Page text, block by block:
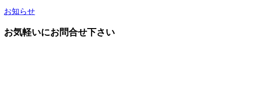
お知らせ
お気軽いにお問合せ下さい